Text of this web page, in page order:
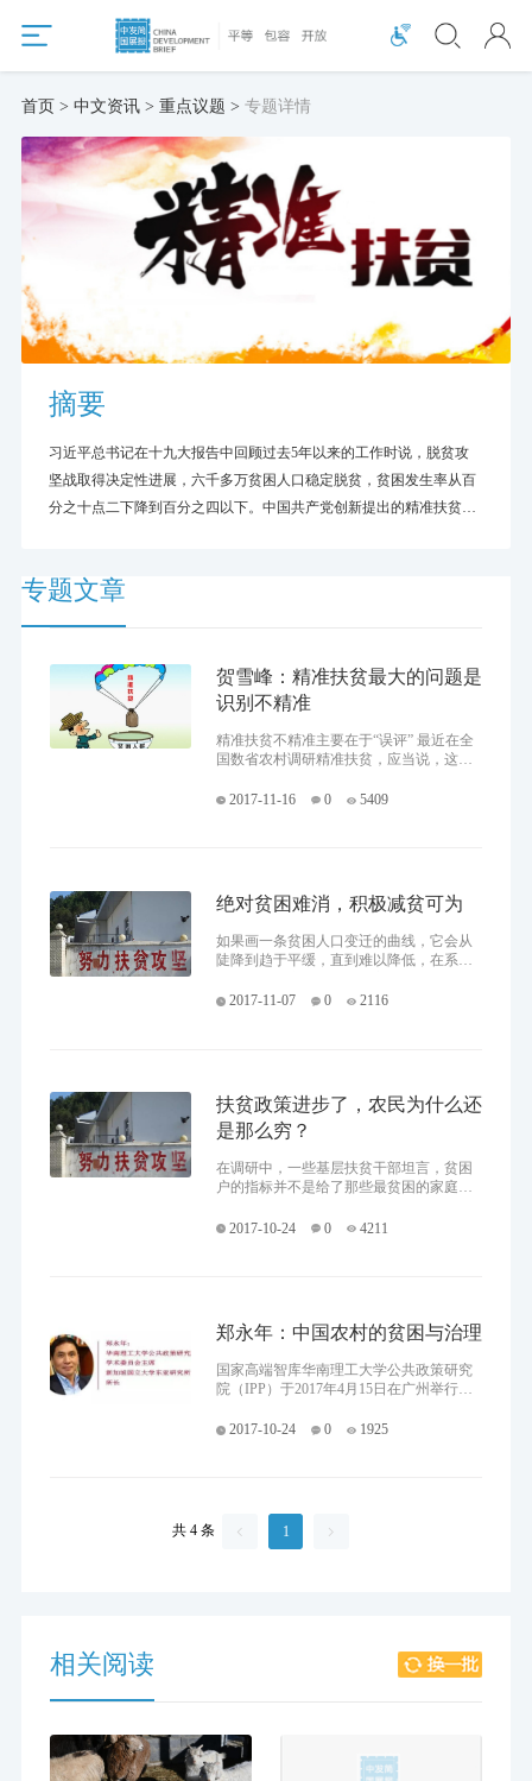
首页 > 中文资讯 > 重点议题 > 专题详情
摘要
习近平总书记在十九大报告中回顾过去5年以来的工作时说，脱贫攻
坚战取得决定性进展，六千多万贫困人口稳定脱贫，贫困发生率从百
分之十点二下降到百分之四以下。中国共产党创新提出的精准扶贫政
专题文章
贺雪峰：精准扶贫最大的问题是
识别不精准
精准扶贫不精准主要在于“误评” 最近在全
国数省农村调研精准扶贫，应当说，这次
上敢用资源、肯想办法，扶贫成为了很多
2017-11-16 0 5409
绝对贫困难消，积极减贫可为
如果画一条贫困人口变迁的曲线，它会从
陡降到趋于平缓，直到难以降低，在系列
在某个数值附近。这也意味着，消除绝对
2017-11-07 0 2116
扶贫政策进步了，农民为什么还
是那么穷？
在调研中，一些基层扶贫干部坦言，贫困
户的指标并不是给了那些最贫困的家庭，
叠加在一起，脱贫的难度很大，如果被评
2017-10-24 0 4211
郑永年：中国农村的贫困与治理
国家高端智库华南理工大学公共政策研究
院（IPP）于2017年4月15日在广州举行
学术委员会主席郑永年教授为研讨会做了
2017-10-24 0 1925
共 4 条  1 
相关阅读